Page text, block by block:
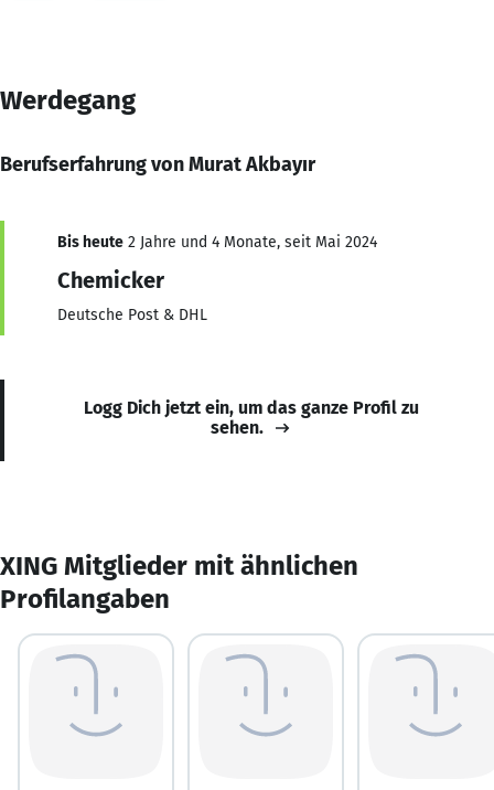
Werdegang
Berufserfahrung von Murat Akbayır
Bis heute 2 Jahre und 4 Monate, seit Mai 2024
Chemicker
Deutsche Post & DHL
Logg Dich jetzt ein, um das ganze Profil zu
sehen.
XING Mitglieder mit ähnlichen
Profilangaben